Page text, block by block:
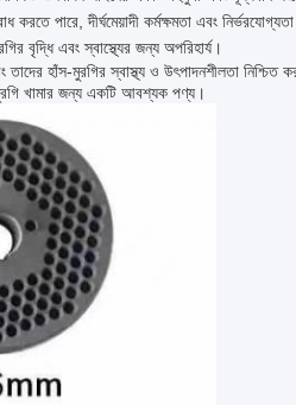
করতে পারে, দীর্ঘমেয়াদী কর্মক্ষমতা এবং
বৃদ্ধি এবং স্বাস্থ্যের জন্য অপরিহার্য।
হাঁস-মুরগির স্বাস্থ্য ও উৎপাদনশীলতা নিশ্চিত
খামার জন্য একটি আবশ্যক পণ্য।